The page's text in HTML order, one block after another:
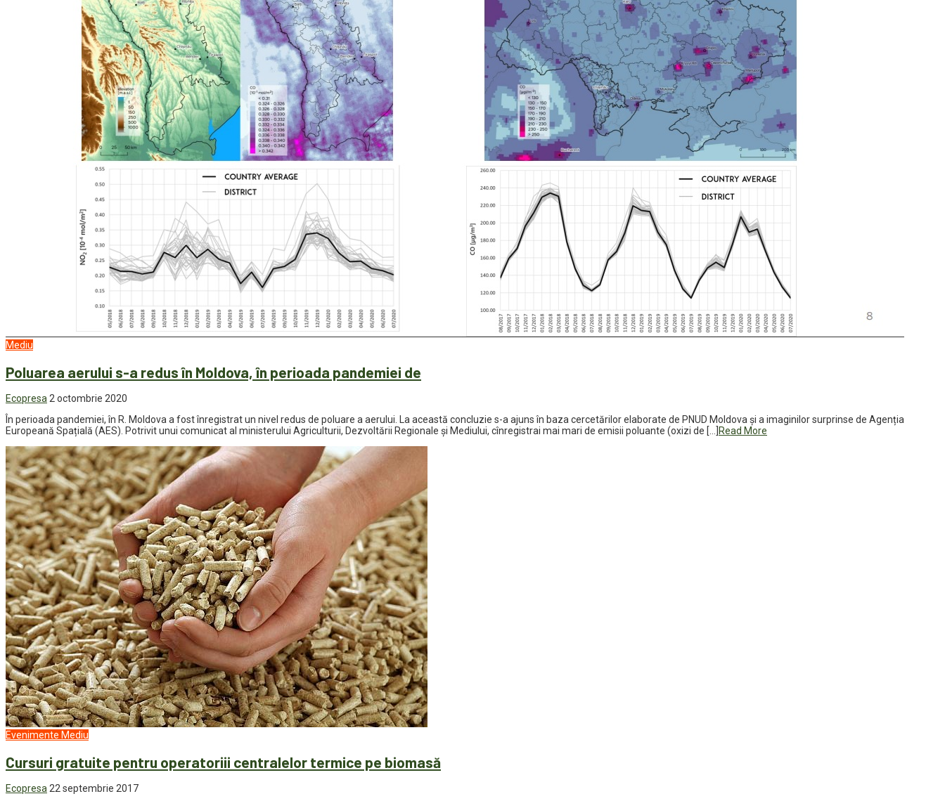
Mediu
Poluarea aerului s-a redus în Moldova, în perioada pandemiei de
Ecopresa2 octombrie 2020
În perioada pandemiei, în R. Moldova a fost înregistrat un nivel redus de poluare a aerului. La această concluzie s-a ajuns în baza cercetărilor elaborate de PNUD Moldova și a imaginilor surprinse de Agenția
Europeană Spațială (AES). Potrivit unui comunicat al ministerului Agriculturii, Dezvoltării Regionale și Mediului, cînregistrai mai mari de emisii poluante (oxizi de […] Read More
Evenimente Mediu
Cursuri gratuite pentru operatoriii centralelor termice pe biomasă
Ecopresa 22 septembrie 2017